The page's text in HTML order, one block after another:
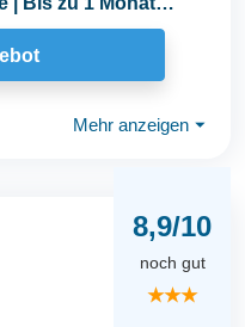
Mehr anzeigen ⏷
8,9/10
noch gut
★★★